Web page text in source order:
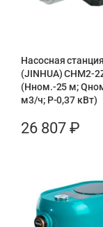
Насосная
(JINHUA) CHM2-
(Hном.-25 м;
м3/ч; P-0,37 кВт)
26 807 ₽